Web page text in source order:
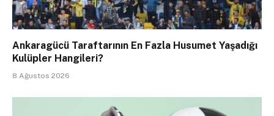
Ankaragücü Taraftarının En Fazla Husumet Yaşadığı
Kulüpler Hangileri?
8 Ağustos 2026